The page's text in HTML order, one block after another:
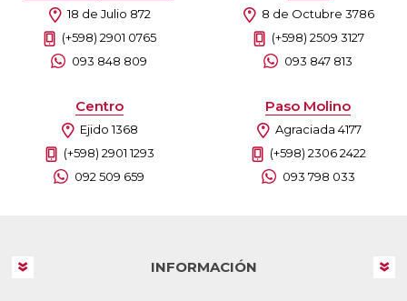
18 de Julio 872
(+598) 2901 0765
093 848 809
8 de Octubre 3786
(+598) 2509 3127
093 847 813
Centro
Ejido 1368
(+598) 2901 1293
092 509 659
Paso Molino
Agraciada 4177
(+598) 2306 2422
093 798 033
INFORMACIÓN